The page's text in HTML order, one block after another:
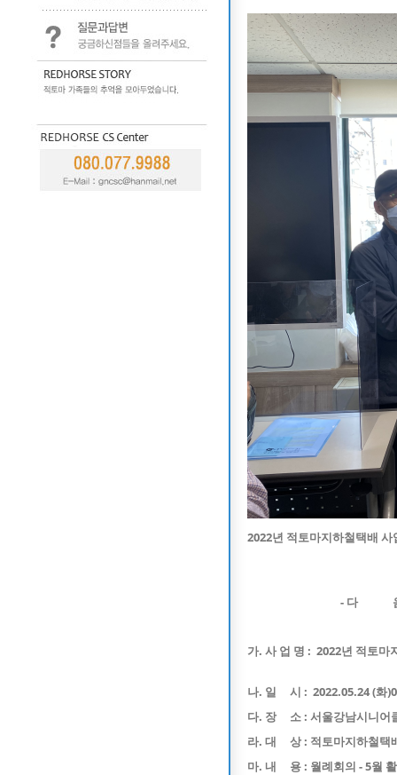
2022년 적토마지하철택배
- 다 음
가. 사 업 명 : 2022년 적토마
나. 일 시 : 2022.05.24 (화
다. 장 소 : 서울강남시니어
라. 대 상 : 적토마지하철택
마. 내 용 : 월례회의 - 5월